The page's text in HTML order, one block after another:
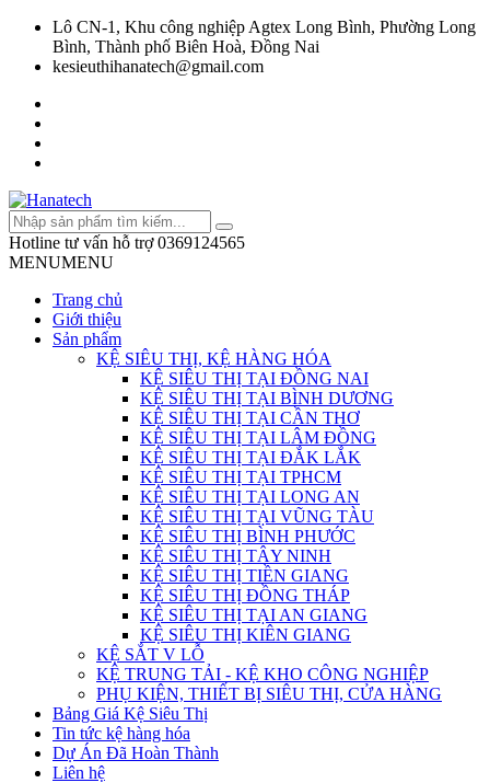
Lô CN-1, Khu công nghiệp Agtex Long Bình, Phường Long
Bình, Thành phố Biên Hoà, Đồng Nai
kesieuthihanatech@gmail.com
Hotline tư vấn hỗ trợ 0369124565
MENUMENU
Trang chủ
Giới thiệu
Sản phẩm
KỆ SIÊU THỊ, KỆ HÀNG HÓA
KỆ SIÊU THỊ TẠI ĐỒNG NAI
KỆ SIÊU THỊ TẠI BÌNH DƯƠNG
KỆ SIÊU THỊ TẠI CẦN THƠ
KỆ SIÊU THỊ TẠI LÂM ĐỒNG
KỆ SIÊU THỊ TẠI ĐẮK LẮK
KỆ SIÊU THỊ TẠI TPHCM
KỆ SIÊU THỊ TẠI LONG AN
KỆ SIÊU THỊ TẠI VŨNG TÀU
KỆ SIÊU THỊ BÌNH PHƯỚC
KỆ SIÊU THỊ TÂY NINH
KỆ SIÊU THỊ TIỀN GIANG
KỆ SIÊU THỊ ĐỒNG THÁP
KỆ SIÊU THỊ TẠI AN GIANG
KỆ SIÊU THỊ KIÊN GIANG
KỆ SẮT V LỖ
KỆ TRUNG TẢI - KỆ KHO CÔNG NGHIỆP
PHỤ KIỆN, THIẾT BỊ SIÊU THỊ, CỬA HÀNG
Bảng Giá Kệ Siêu Thị
Tin tức kệ hàng hóa
Dự Án Đã Hoàn Thành
Liên hệ